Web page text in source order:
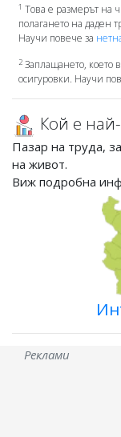
1 Това е размерът на
полагането на даден
Научи повече за
2Заплащането, което
осигуровки. Научи
Кой е
Пазар на труда,
на живот.
Виж подробна
Реклами